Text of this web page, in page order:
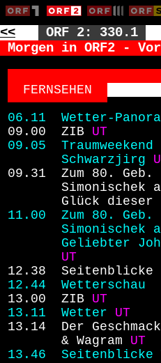
<< ORF 2: 330.1
Morgen in ORF2 -
FERNSEHEN
06.11
Wetter-
09.00
ZIB
UT
09.05
Schwarzjirg
09.31
Zum 80.
Simonischek
Glück dieser
11.00
Zum 80.
Simonischek
Geliebter
UT
12.38
Seitenblicke
12.44
Wetterschau
13.00
ZIB
UT
13.11
Wetter
UT
13.14
Der
& Wagram
UT
13.46
Seitenblicke